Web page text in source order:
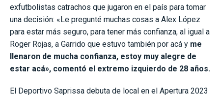
exfutbolistas catrachos que jugaron en el país para tomar
una decisión: «Le pregunté muchas cosas a Alex López
para estar más seguro, para tener más confianza, al igual a
Roger Rojas, a Garrido que estuvo también por acá y me
llenaron de mucha confianza, estoy muy alegre de
estar acá», comentó el extremo izquierdo de 28 años.
El Deportivo Saprissa debuta de local en el Apertura 2023